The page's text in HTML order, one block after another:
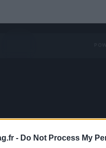
- Do Not Process My
important qui